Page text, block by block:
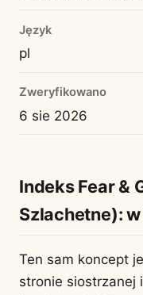
Język
pl
Zweryfikowano
6 sie 2026
Indeks Fear &
Szlachetne):
Ten sam koncept
stronie siostrzanej